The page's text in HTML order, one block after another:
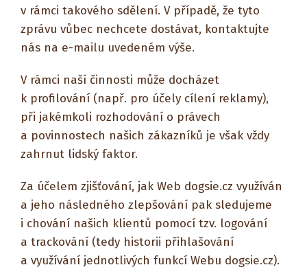
v rámci takového sdělení. V případě, že tyto
zprávu vůbec nechcete dostávat, kontaktujte
nás na e-mailu uvedeném výše.
V rámci naší činnosti může docházet
k profilování (např. pro účely cílení reklamy),
při jakémkoli rozhodování o právech
a povinnostech našich zákazníků je však vždy
zahrnut lidský faktor.
Za účelem zjišťování, jak Web dogsie.cz využíván
a jeho následného zlepšování pak sledujeme
i chování našich klientů pomocí tzv. logování
a trackování (tedy historii přihlašování
a využívání jednotlivých funkcí Webu dogsie.cz).